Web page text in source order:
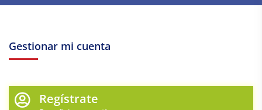
Gestionar mi cuenta
Regístrate